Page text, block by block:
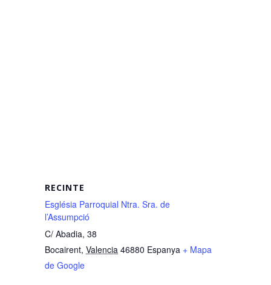
RECINTE
Església Parroquial Ntra. Sra. de
l’Assumpció
C/ Abadia, 38
Bocairent, Valencia 46880 Espanya + Mapa
de Google